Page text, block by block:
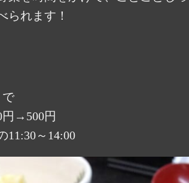
られます！
円→500円
～14:00